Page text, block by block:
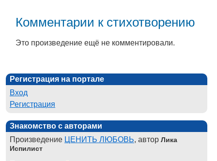
Комментарии к стихотворению
Это произведение ещё не комментировали.
Регистрация на портале
Вход
Регистрация
Знакомство с авторами
Произведение ЦЕНИТЬ ЛЮБОВЬ, автор Лика
Испилист